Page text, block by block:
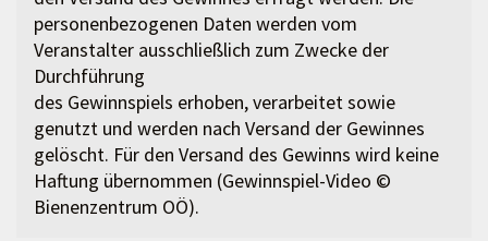
personenbezogenen Daten werden vom
Veranstalter ausschließlich zum Zwecke der
Durchführung
des Gewinnspiels erhoben, verarbeitet sowie
genutzt und werden nach Versand der Gewinnes
gelöscht. Für den Versand des Gewinns wird keine
Haftung übernommen (Gewinnspiel-Video ©
Bienenzentrum OÖ).